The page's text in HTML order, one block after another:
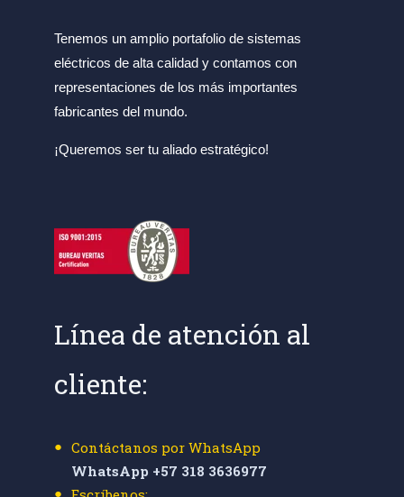
Tenemos un amplio portafolio de sistemas
eléctricos de alta calidad y contamos con
representaciones de los más importantes
fabricantes del mundo.
¡Queremos ser tu aliado estratégico!
Línea de atención al
cliente:
Contáctanos por WhatsApp
WhatsApp +57 318 3636977